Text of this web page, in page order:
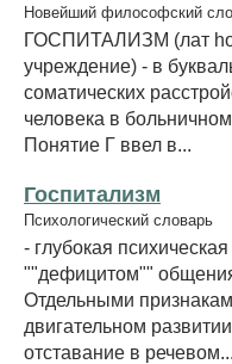
Новейший философский
ГОСПИТАЛИЗМ (лат
учреждение) - в
соматических
человека в
Понятие Г ввел в...
Госпитализм
Психологический словарь
- глубокая
""дефицитом""
Отдельными
двигательном
отставание в речевом...